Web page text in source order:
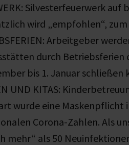
Silvesterfeuerwerk
wird „empfohlen“,
Arbeitgeber
durch Betriebsferien
bis 1. Januar schließen
UND KITAS:
wurde eine Maskenpflicht
Corona-Zahlen. Als
mehr“ als 50